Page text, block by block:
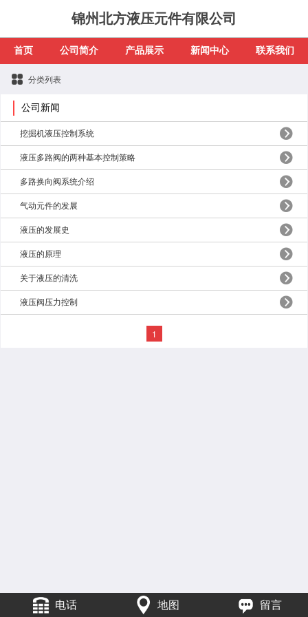
锦州北方液压元件有限公司
首页 公司简介 产品展示 新闻中心 联系我们
分类列表
公司新闻
挖掘机液压控制系统
液压多路阀的两种基本控制策略
多路换向阀系统介绍
气动元件的发展
液压的发展史
液压的原理
关于液压的清洗
液压阀压力控制
1
电话 地图 留言